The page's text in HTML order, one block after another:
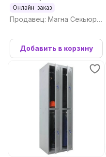
Онлайн-заказ
Продавец: Магна Секьюри
Добавить в корзину